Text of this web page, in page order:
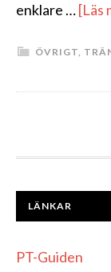
enklare …[Läs
ÖVRIGT,
FOOTER
LÄNKAR
PT-Guiden